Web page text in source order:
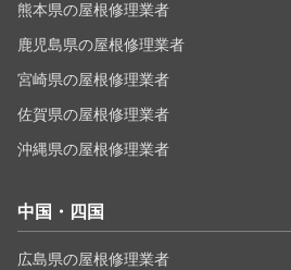
熊本県の屋根修理業者
鹿児島県の屋根修理業者
宮崎県の屋根修理業者
佐賀県の屋根修理業者
沖縄県の屋根修理業者
中国・四国
広島県の屋根修理業者